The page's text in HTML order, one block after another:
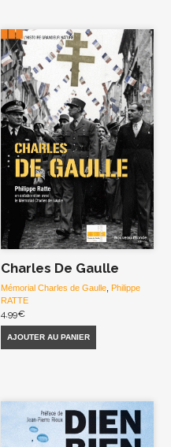
Charles De Gaulle
Mémorial Charles de Gaulle
Philippe
RATTE
4,99€
AJOUTER AU PANIER